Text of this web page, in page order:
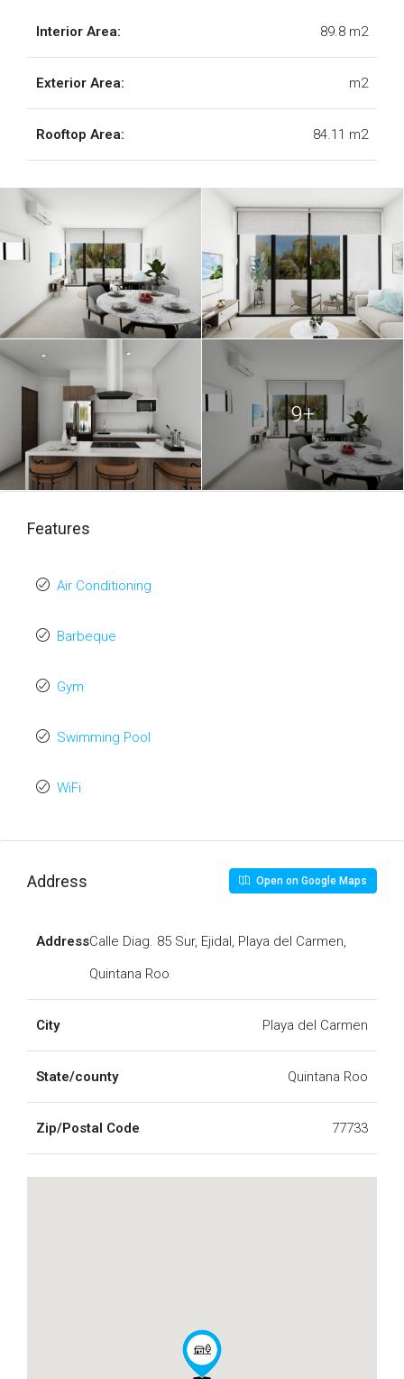
Interior Area: 89.8 m2
Exterior Area: m2
Rooftop Area: 84.11 m2
9+
Features
Air Conditioning
Barbeque
Gym
Swimming Pool
WiFi
Address Open on Google Maps
AddressCalle Diag. 85 Sur, Ejidal, Playa del Carmen,
Quintana Roo
City Playa del Carmen
State/county Quintana Roo
Zip/Postal Code 77733